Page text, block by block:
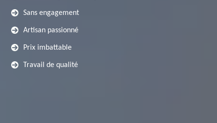
Sans engagement
Artisan passionné
Prix imbattable
Travail de qualité